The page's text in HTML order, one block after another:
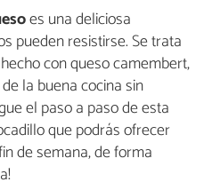
es una deliciosa
pueden resistirse. Se trata
hecho con queso camembert,
la buena cocina sin
el paso a paso de esta
que podrás ofrecer
de semana, de forma